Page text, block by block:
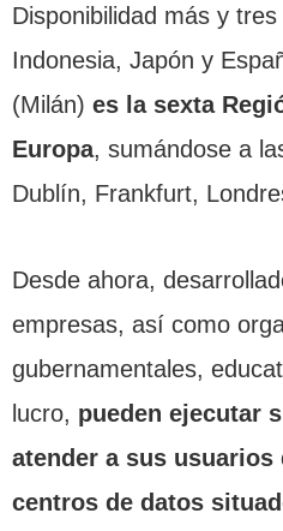
Disponibilidad más y
Indonesia, Japón y
(Milán) es la sexta
Europa, sumándose a
Dublín, Frankfurt,
Desde ahora,
empresas, así como
gubernamentales,
lucro, pueden ejecutar
atender a sus usuarios
centros de datos